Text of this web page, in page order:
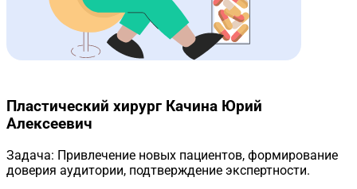
Пластический хирург Качина Юрий
Алексеевич
Задача: Привлечение новых пациентов, формирование
доверия аудитории, подтверждение экспертности.